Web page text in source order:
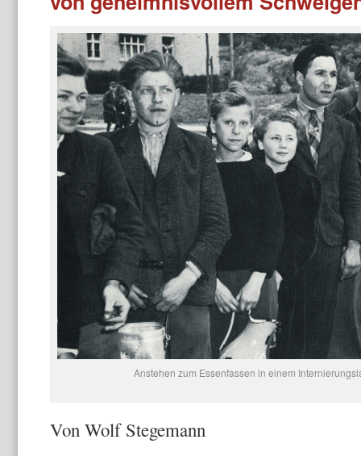
Anstehen zum Essenfassen in einem
Von Wolf Stegemann